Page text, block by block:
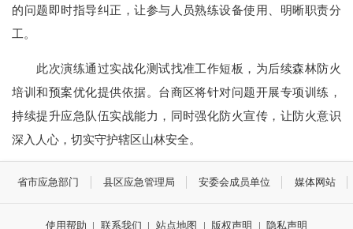
的问题即时指导纠正，让参与人员熟练设备使用、明晰职责分
工。
此次演练通过实战化测试找准工作短板，为后续森林防火
培训和预案优化提供依据。台商区将针对问题开展专项训练，
持续提升应急队伍实战能力，同时强化防火宣传，让防火意识
深入人心，切实守护辖区山林安全。
省市应急部门 县区应急管理局 安委会成员单位 媒体网站
使用帮助 | 联系我们 | 站点地图 | 版权声明 | 隐私声明